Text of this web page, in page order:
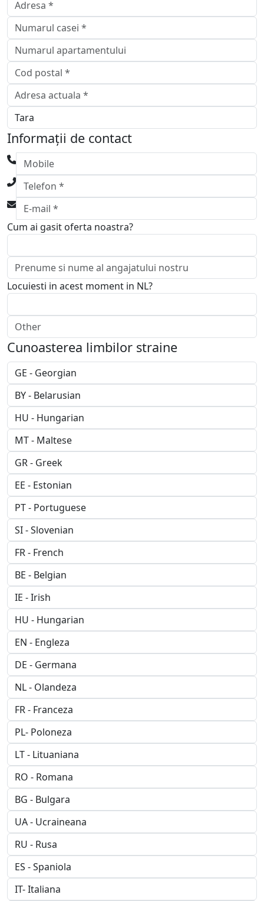
Informații de contact
Cum ai gasit oferta noastra?
Locuiesti in acest moment in NL?
Cunoasterea limbilor straine